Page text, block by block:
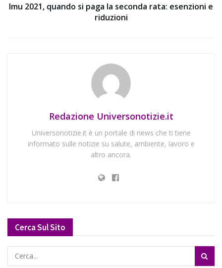
Imu 2021, quando si paga la seconda rata: esenzioni e
riduzioni
Redazione Universonotizie.it
Universonotizie.it è un portale di news che ti tiene
informato sulle notizie su salute, ambiente, lavoro e
altro ancora.
Cerca Sul Sito